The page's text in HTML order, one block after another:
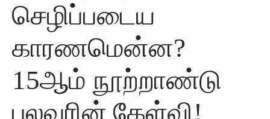
செழிப்படைய
காரணமென்ன?
15ஆம் நூற்றாண்டு
புலவரின் கேள்வி!